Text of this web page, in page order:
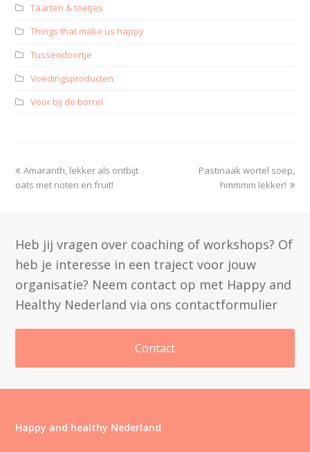
Taarten & toetjes
Things that make us happy
Tussendoortje
Voedingsproducten
Voor bij de borrel
Amaranth, lekker als ontbijt
oats met noten en fruit!
Pastinaak wortel soep,
hmmmm lekker!
Heb jij vragen over coaching of workshops? Of
heb je interesse in een traject voor jouw
organisatie? Neem contact op met Happy and
Healthy Nederland via ons contactformulier
Contact
Happy and healthy Nederland